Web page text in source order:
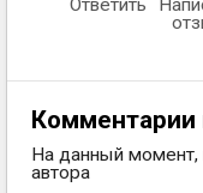
Ответить
Комментарии
На данный момент,
автора